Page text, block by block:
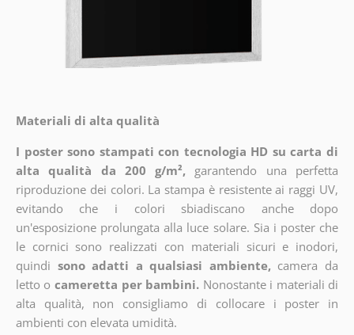
Materiali di alta qualità
I poster sono stampati con tecnologia HD su carta di
alta qualità da 200 g/m², garantendo una perfetta
riproduzione dei colori. La stampa è resistente ai raggi UV,
evitando che i colori sbiadiscano anche dopo
un'esposizione prolungata alla luce solare. Sia i poster che
le cornici sono realizzati con materiali sicuri e inodori,
quindi sono adatti a qualsiasi ambiente, camera da
letto o cameretta per bambini. Nonostante i materiali di
alta qualità, non consigliamo di collocare i poster in
ambienti con elevata umidità.